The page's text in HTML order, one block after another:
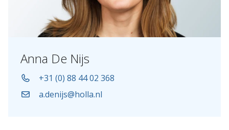
Anna De Nijs
+31 (0) 88 44 02 368
a.denijs@holla.nl